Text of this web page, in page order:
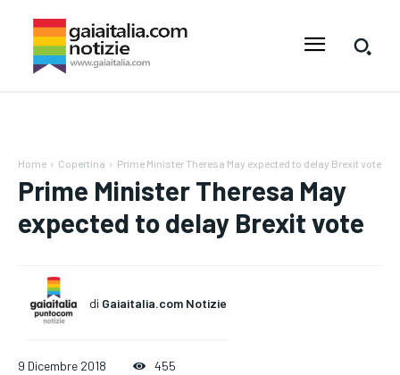
Home Copertina Prime Minister Theresa May expected to delay Brexit vote
Prime Minister Theresa May
expected to delay Brexit vote
di Gaiaitalia.com Notizie
9 Dicembre 2018 455